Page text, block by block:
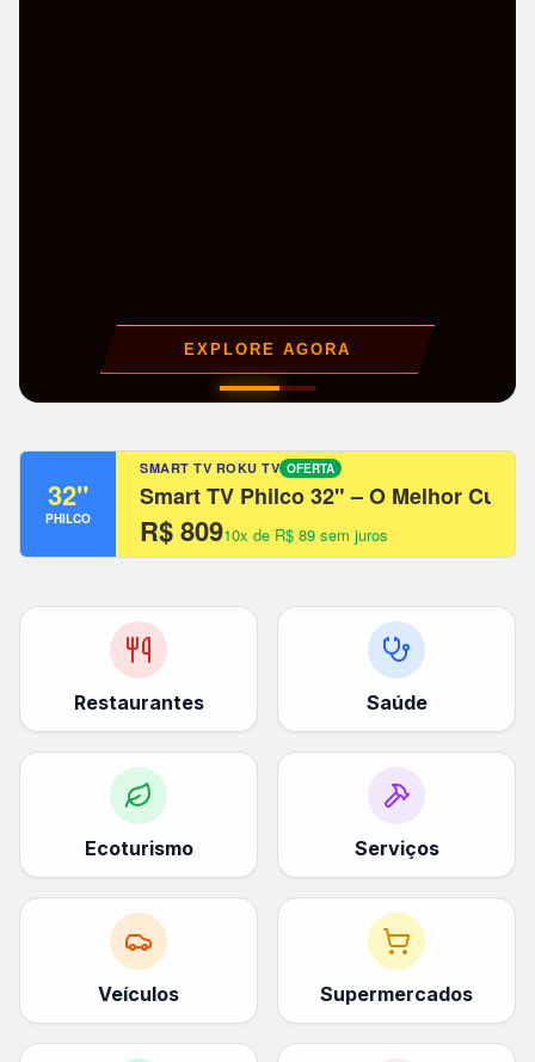
EXPLORE AGORA
32"
PHILCO
SMART TV ROKU TV OFERTA
Smart TV Philco 32" – O Melhor
R$ 80910x de R$ 89 sem juros
Restaurantes Saúde
Ecoturismo Serviços
Veículos Supermercados